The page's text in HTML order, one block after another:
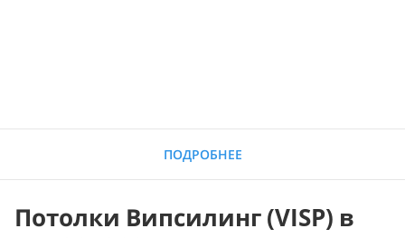
ПОДРОБНЕЕ
Потолки Випсилинг (VISP) в